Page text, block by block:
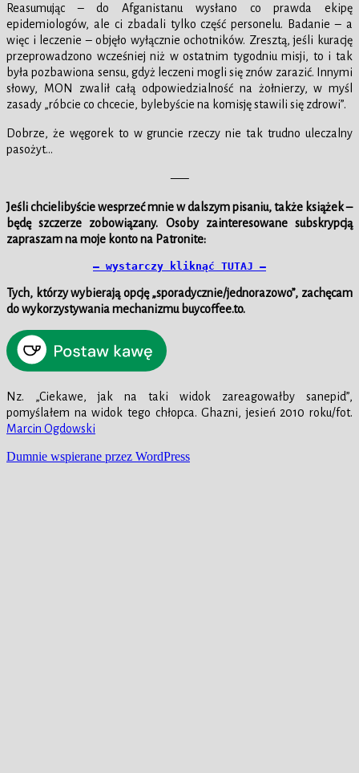
Reasumując – do Afganistanu wysłano co prawda ekipę
epidemiologów, ale ci zbadali tylko część personelu. Badanie – a
więc i leczenie – objęło wyłącznie ochotników. Zresztą, jeśli kurację
przeprowadzono wcześniej niż w ostatnim tygodniu misji, to i tak
była pozbawiona sensu, gdyż leczeni mogli się znów zarazić. Innymi
słowy, MON zwalił całą odpowiedzialność na żołnierzy, w myśl
zasady „róbcie co chcecie, bylebyście na komisję stawili się zdrowi”.
Dobrze, że węgorek to w gruncie rzeczy nie tak trudno uleczalny
pasożyt…
—–
Jeśli chcielibyście wesprzeć mnie w dalszym pisaniu, także książek –
będę szczerze zobowiązany. Osoby zainteresowane subskrypcją
zapraszam na moje konto na Patronite:
– wystarczy kliknąć TUTAJ –
Tych, którzy wybierają opcję „sporadycznie/jednorazowo”, zachęcam
do wykorzystywania mechanizmu buycoffee.to.
Nz. „Ciekawe, jak na taki widok zareagowałby sanepid”,
pomyślałem na widok tego chłopca. Ghazni, jesień 2010 roku/fot.
Marcin Ogdowski
Dumnie wspierane przez WordPress